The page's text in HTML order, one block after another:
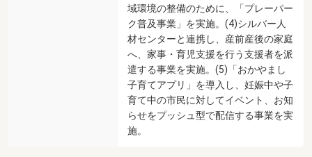
域環境の整備のために、「プレーパー
ク普及事業」を実施。(4)シルバー人
材センターと連携し、産前産後の家庭
へ、家事・育児支援を行う支援者を派
遣する事業を実施。(5)「おかやまし
子育てアプリ」を導入し、妊娠中や子
育て中の市民に対してイベント、お知
らせをプッシュ型で配信する事業を実
施。